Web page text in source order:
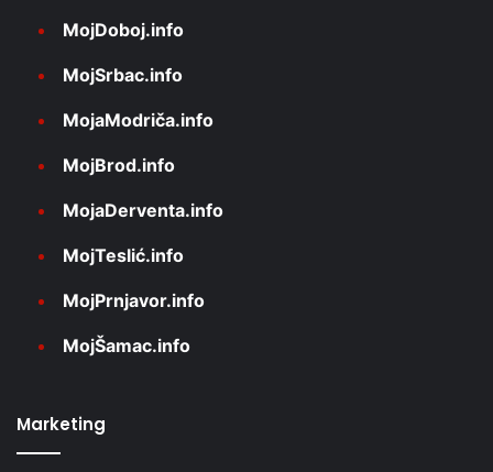
MojDoboj.info
MojSrbac.info
MojaModriča.info
MojBrod.info
MojaDerventa.info
MojTeslić.info
MojPrnjavor.info
MojŠamac.info
Marketing